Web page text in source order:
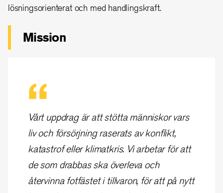
lösningsorienterat och med handlingskraft.
Mission
Vårt uppdrag är att stötta människor vars
liv och försörjning raserats av konflikt,
katastrof eller klimatkris. Vi arbetar för att
de som drabbas ska överleva och
återvinna fotfästet i tillvaron, för att på nytt